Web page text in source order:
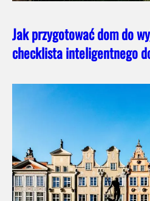
Jak przygotować dom do
checklista inteligentnego